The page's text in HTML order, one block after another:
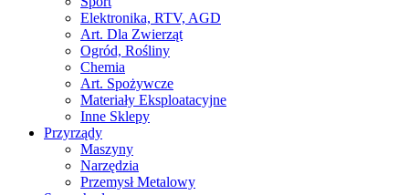
Elektronika, RTV, AGD
Art. Dla Zwierząt
Ogród, Rośliny
Chemia
Art. Spożywcze
Materiały Eksploatacyjne
Inne Sklepy
Przyrządy
Maszyny
Narzędzia
Przemysł Metalowy